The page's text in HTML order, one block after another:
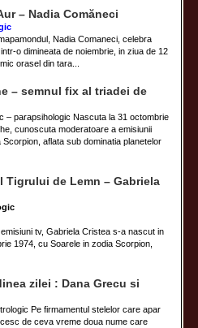
– Nadia Comăneci
Nadia Comaneci, celebra
o dimineata de noiembrie, in ziua de 12
orasel din tara...
– semnul fix al triadei de
– parapsihologic Nascuta la 31 octombrie
cunoscuta moderatoare a emisiunii
aflata sub dominatia planetelor
Tigrului de Lemn – Gabriela
tv, Gabriela Cristea s-a nascut in
1974, cu Soarele in zodia Scorpion,
zilei : Dana Grecu si
Pe firmamentul stelelor care apar
de ceva vreme doua nume care